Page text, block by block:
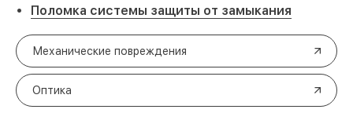
Поломка системы защиты от замыкания
Механические повреждения
Оптика